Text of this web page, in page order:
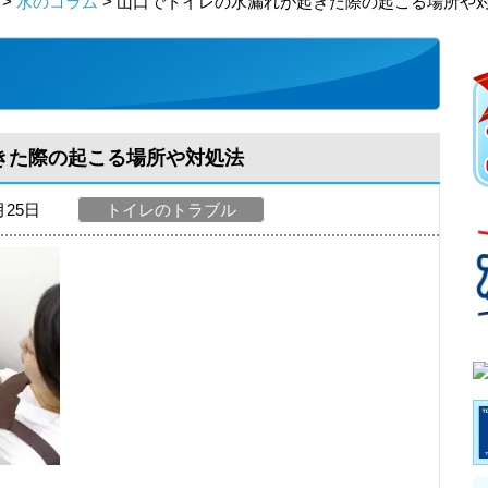
際の起こる場所や対処法
25日 トイレのトラブル